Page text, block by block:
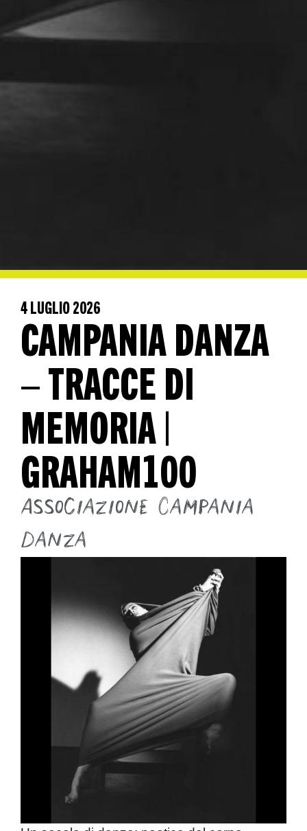
4 LUGLIO 2026
CAMPANIA DANZA
– TRACCE DI
MEMORIA |
GRAHAM100
Associazione Campania
Danza